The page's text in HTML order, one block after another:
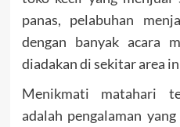
panas, pelabuhan
dengan banyak acara
diadakan di sekitar area
Menikmati matahari
adalah pengalaman